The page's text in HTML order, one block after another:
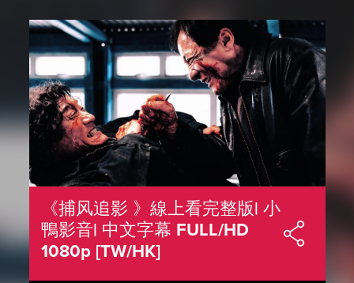
《捕风追影 》線上看完整版| 小
鴨影音| 中文字幕 FULL/HD
1080p [TW/HK]